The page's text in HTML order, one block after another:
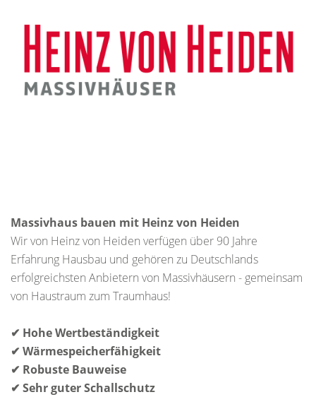
Massivhaus bauen mit Heinz von Heiden
Wir von Heinz von Heiden verfügen über 90 Jahre
Erfahrung Hausbau und gehören zu Deutschlands
erfolgreichsten Anbietern von Massivhäusern - gemeinsam
von Haustraum zum Traumhaus!
✔ Hohe Wertbeständigkeit
✔ Wärmespeicherfähigkeit
✔ Robuste Bauweise
✔ Sehr guter Schallschutz